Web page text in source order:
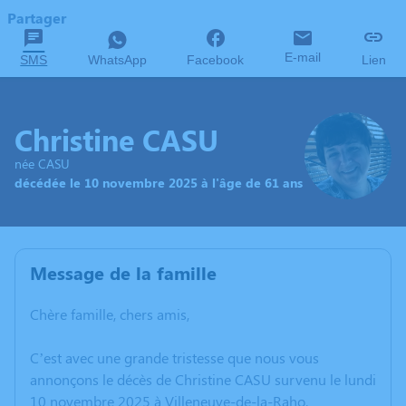
Partager
SMS WhatsApp Facebook E-mail Lien
Christine CASU
née CASU
décédée le 10 novembre 2025 à l'âge de 61 ans
Message de la famille
Chère famille, chers amis,
C’est avec une grande tristesse que nous vous
annonçons le décès de Christine CASU survenu le lundi
10 novembre 2025 à Villeneuve-de-la-Raho.